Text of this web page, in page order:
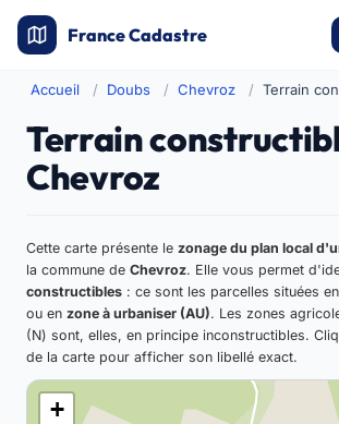
France Cadastre
Accueil Doubs Chevroz Terrain
Terrain
Chevroz
Cette carte présente le zonage du plan local
la commune de Chevroz. Elle vous permet
constructibles : ce sont les parcelles situées en
ou en zone à urbaniser (AU). Les zones
(N) sont, elles, en principe inconstructibles.
de la carte pour afficher son libellé exact.
+